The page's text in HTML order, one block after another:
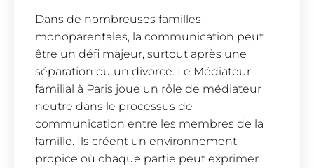
Dans de nombreuses familles
monoparentales, la communication peut
être un défi majeur, surtout après une
séparation ou un divorce. Le Médiateur
familial à Paris joue un rôle de médiateur
neutre dans le processus de
communication entre les membres de la
famille. Ils créent un environnement
propice où chaque partie peut exprimer